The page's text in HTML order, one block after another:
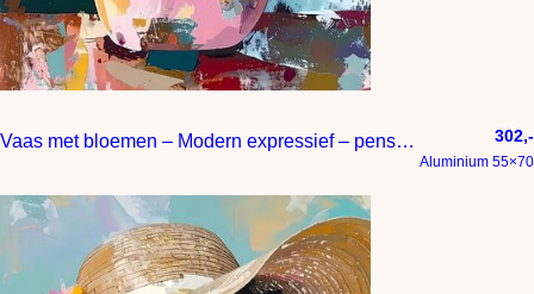
Vaas met bloemen – Modern expressief – penseelstreken en abstracte kleurige vlakken 302,-
Aluminium 55×70